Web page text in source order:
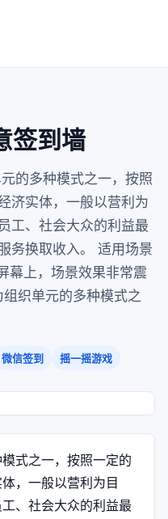
签到墙
的多种模式之一，按照
济实体，一般以营利为
工、社会大众的利益最
务换取收入。 适用场景
幕上，场景效果非常震
织单元的多种模式之
微信签到 摇一摇游戏
式之一，按照一定的
，一般以营利为目
、社会大众的利益最